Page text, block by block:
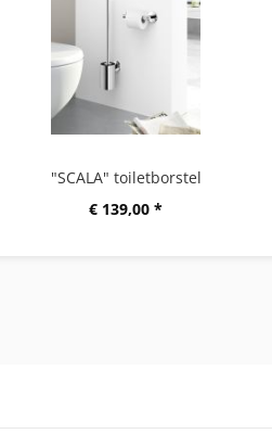
"SCALA" toiletborstel
€ 139,00 *